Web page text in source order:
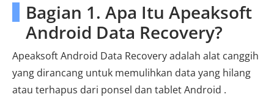
Bagian 1. Apa Itu Apeaksoft
Android Data Recovery?
Apeaksoft Android Data Recovery adalah alat canggih
yang dirancang untuk memulihkan data yang hilang
atau terhapus dari ponsel dan tablet Android .